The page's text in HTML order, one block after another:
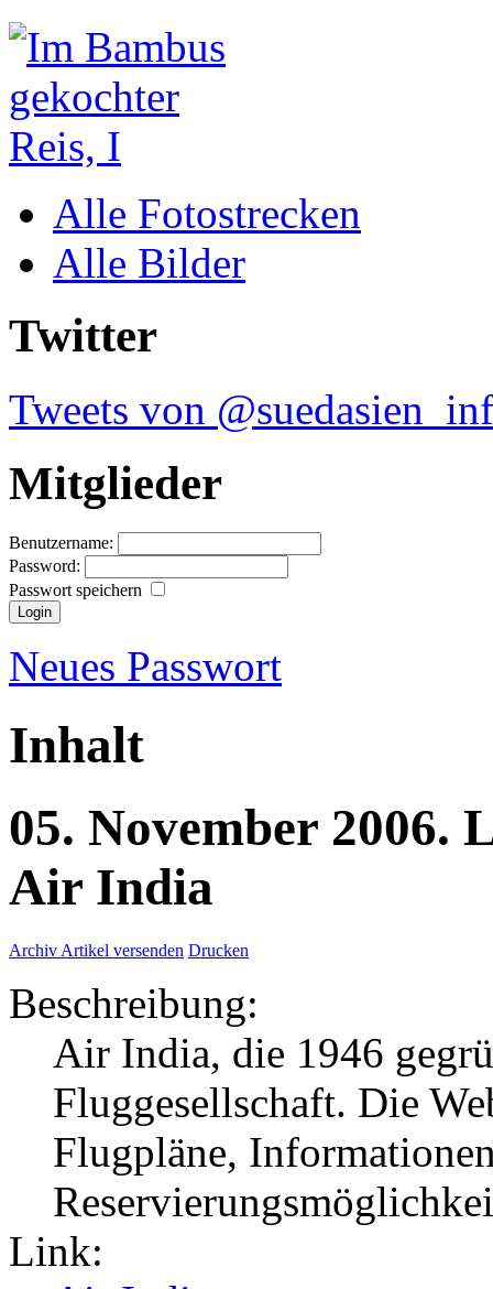
Alle Fotostrecken
Alle Bilder
Twitter
Tweets von
Mitglieder
Benutzername:
Password:
Passwort speichern
Neues Passwort
Inhalt
05. November 2006.
Air India
Archiv Artikel versenden Drucken
Beschreibung:
Air India, die 1946
Fluggesellschaft. Die
Flugpläne,
Link: